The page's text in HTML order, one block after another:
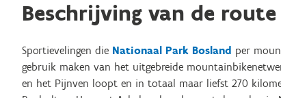
Beschrijving van de route
Sportievelingen die Nationaal Park Bosland per
gebruik maken van het uitgebreide
en het Pijnven loopt en in totaal maar liefst 270